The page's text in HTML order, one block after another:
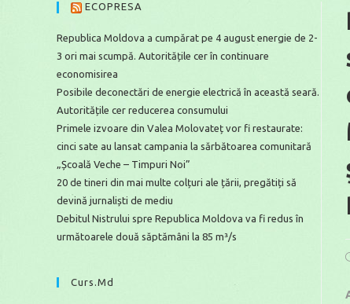
ECOPRESA
Republica Moldova a cumpărat pe 4 august energie de 2-
3 ori mai scumpă. Autoritățile cer în continuare
economisirea
Posibile deconectări de energie electrică în această seară.
Autoritățile cer reducerea consumului
Primele izvoare din Valea Molovateț vor fi restaurate:
cinci sate au lansat campania la sărbătoarea comunitară
„Școală Veche – Timpuri Noi”
20 de tineri din mai multe colțuri ale țării, pregătiți să
devină jurnaliști de mediu
Debitul Nistrului spre Republica Moldova va fi redus în
următoarele două săptămâni la 85 m³/s
Curs.md